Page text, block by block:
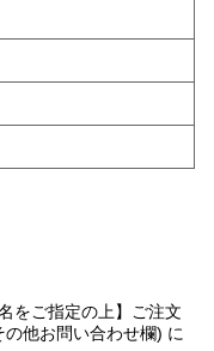
をご指定の上】ご注文
他お問い合わせ欄) に